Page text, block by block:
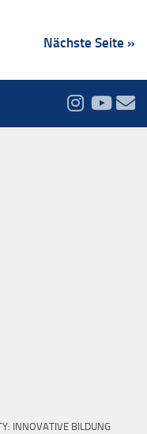
Nächste Seite »
INNOVATIVE BILDUNG